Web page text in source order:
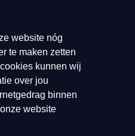
website nóg
te maken zetten
kunnen wij
over jou
binnen
website